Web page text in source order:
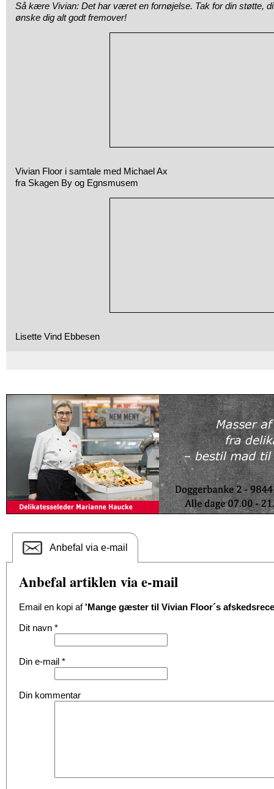
Så kære Vivian: Det har været en fornøjelse. Tak for din støtte,
ønske dig alt godt fremover!
Vivian Floor i samtale med Michael Ax
fra Skagen By og Egnsmusem
Lisette Vind Ebbesen
Anbefal via e-mail
Anbefal artiklen via e-mail
Email en kopi af'Mange gæster til Vivian Floor´s
Dit navn *
Din e-mail *
Din kommentar